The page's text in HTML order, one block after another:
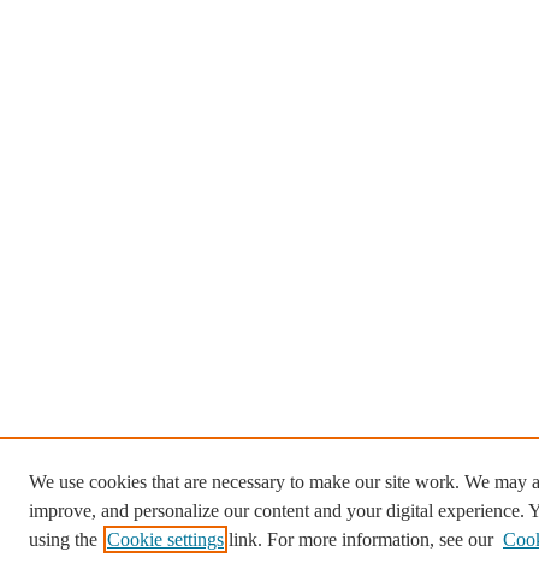
We use cookies that are necessary to make our site work. We may
improve, and personalize our content and your digital experience.
using the Cookie settings link. For more information, see our